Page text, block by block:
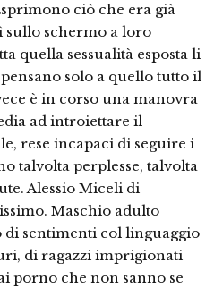
ciò che era già
sullo schermo a loro
quella sessualità esposta li
solo a quello tutto il
è in corso una manovra
ad introiettare il
rese incapaci di seguire i
talvolta perplesse, talvolta
Alessio Miceli di
Maschio adulto
di sentimenti col linguaggio
di ragazzi imprigionati
porno che non sanno se